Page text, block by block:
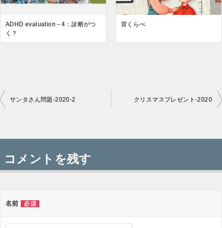
ADHD evaluation－4：診断がつ
く？
背くらべ
投
稿
ナ
ゲ
サンタさん問題-2020-2 クリスマスプレゼント-2020
コメントを残す
名前 必須